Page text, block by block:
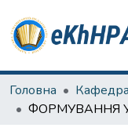
Головна